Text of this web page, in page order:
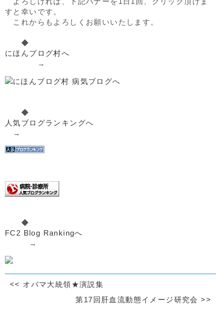
すと幸いです。
これからもよろしくお願いいたします。
◆
にほんブログ村へ
→
◆
人気ブログランキングへ
→
◆
FC2 Blog Rankingへ
→
<< オバマ大統領★演説集
第17回肝血流動態イメージ研究会>>